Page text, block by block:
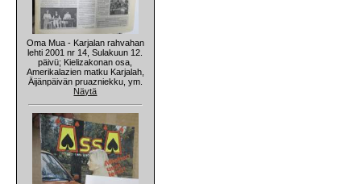
Oma Mua - Karjalan rahvahan
lehti 2001 nr 14, Sulakuun 12.
päivü; Kielizakonan osa,
Amerikalazien matku Karjalah,
Äijänpäivän pruazniekku, ym.
Näytä